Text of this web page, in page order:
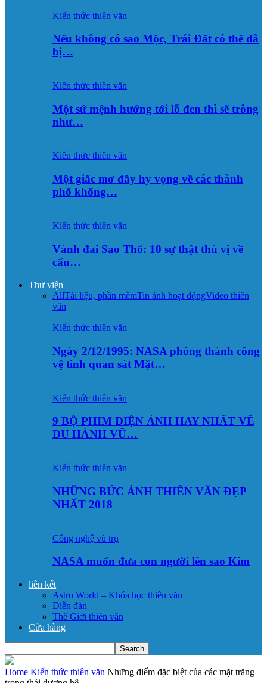
Kiến thức thiên văn
Nếu không có sao Mộc, Trái Đất có thể đã
bị…
Kiến thức thiên văn
Một sứ mệnh hướng tới lỗ đen thì sẽ trông
như…
Kiến thức thiên văn
Một giấc mơ đầy hy vọng về các thành
phố khổng…
Kiến thức thiên văn
Vành đai Sao Thổ: 10 sự thật thú vị về
cấu…
Thư viện
AllTài liệu, phần mềmTin ảnh hoạt độngVideo thiên
văn
Kiến thức thiên văn
Ngày 2/12/1995: NASA phóng thành công
vệ tinh quan sát Mặt…
Kiến thức thiên văn
9 BỘ PHIM ĐIỆN ẢNH HAY NHẤT VỀ
DU HÀNH VŨ…
Kiến thức thiên văn
NHỮNG BỨC ẢNH THIÊN VĂN ĐẸP
NHẤT 2018
Công nghệ vũ trụ
NASA muốn đưa con người lên sao Kim
liên kết
Astro World – Khóa học thiên văn
Diễn đàn
Thế Giới thiên văn
Cửa hàng
Home Kiến thức thiên văn Những điểm đặc biệt của các mặt trăng